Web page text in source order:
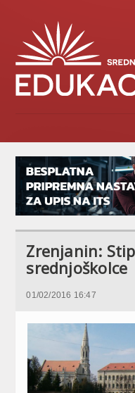
Zrenjanin:
srednjoškolce
01/02/2016 16:47